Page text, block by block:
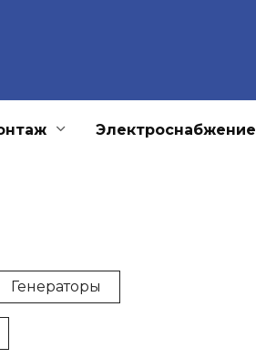
Электроснабжение
Генераторы